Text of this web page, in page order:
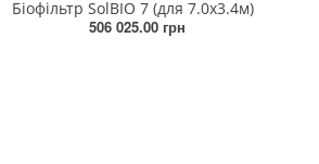
Біофільтр SolBIO 7 (для 7.0х3.4м)
506 025.00 грн